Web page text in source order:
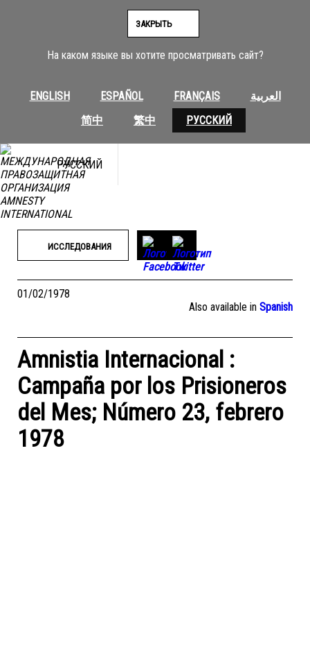
На каком языке вы хотите просматривать сайт?
ENGLISH ESPAÑOL FRANÇAIS
العربية
简中
繁中 РУССКИЙ
ЗАКРЫТЬ
РУССКИЙ
ИССЛЕДОВАНИЯ
01/02/1978
Also available in Spanish
Amnistia Internacional :
Campaña por los Prisioneros
del Mes; Número 23, febrero
1978